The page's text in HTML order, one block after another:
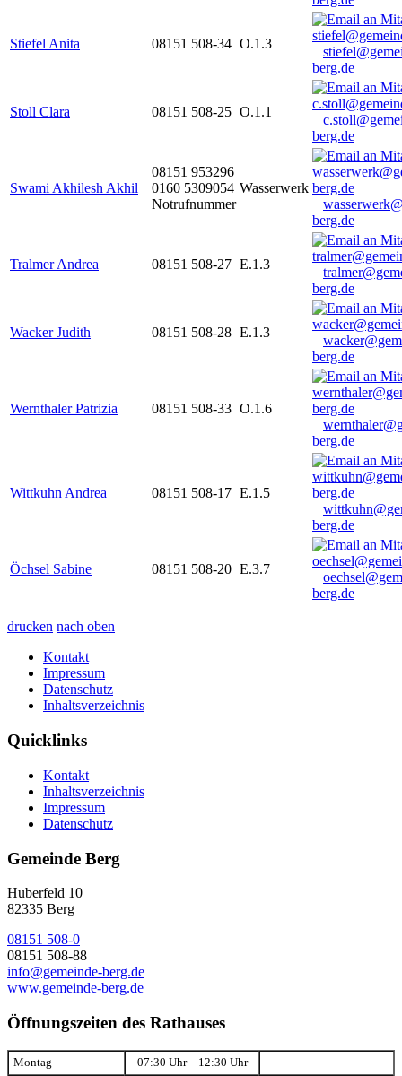
Stiefel Anita 08151 508-34 O.1.3
berg.de
Stoll Clara 08151 508-25 O.1.1
berg.de
Swami Akhilesh Akhil
08151 953296
0160 5309054
Notrufnummer
Wasserwerk
berg.de
Tralmer Andrea 08151 508-27 E.1.3
berg.de
Wacker Judith 08151 508-28 E.1.3
berg.de
Wernthaler Patrizia 08151 508-33 O.1.6
berg.de
Wittkuhn Andrea 08151 508-17 E.1.5
berg.de
Öchsel Sabine 08151 508-20 E.3.7
berg.de
drucken nach oben
Kontakt
Impressum
Datenschutz
Inhaltsverzeichnis
Quicklinks
Kontakt
Inhaltsverzeichnis
Impressum
Datenschutz
Gemeinde Berg
Huberfeld 10
82335 Berg
08151 508-0
08151 508-88
info@gemeinde-berg.de
www.gemeinde-berg.de
Öffnungszeiten des Rathauses
Montag 07:30 Uhr – 12:30 Uhr